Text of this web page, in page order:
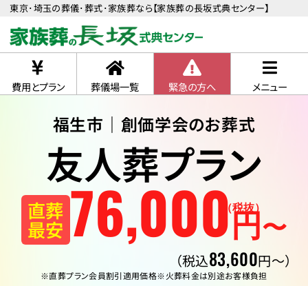
東京･埼玉の葬儀･葬式･家族葬なら【家族葬の長坂式典センター】
費用とプラン 葬儀場一覧 緊急の方へ メニュー
福生市｜創価学会のお葬式
友人葬プラン
直葬
最安 76,000円 〜
（税抜）
（税込83,600円〜）
※直葬プラン会員割引適用価格※火葬料金は別途お客様負担